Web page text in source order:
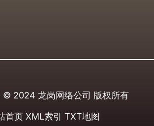
© 2024 龙岗网络公司 版权所有
首页 XML索引 TXT地图